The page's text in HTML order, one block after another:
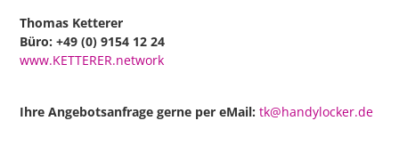
Thomas Ketterer
Büro: +49 (0) 9154 12 24
www.KETTERER.network
Ihre Angebotsanfrage gerne per eMail:tk@handylocker.de